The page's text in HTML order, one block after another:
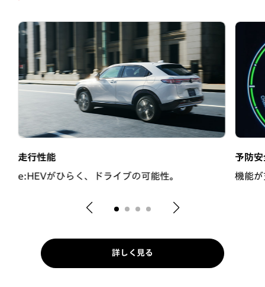
走行性能
e:HEVがひらく、ドライブの可能性。
予防
機能
詳しく見る